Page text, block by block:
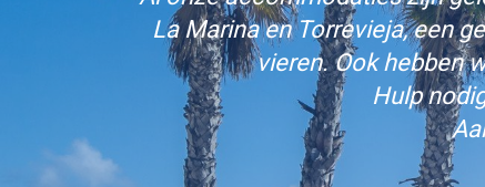
La Marina en Torrevieja, een
vieren. Ook hebben
Hulp